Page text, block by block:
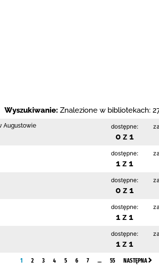
Wyszukiwanie: Znalezione w bibliotekach:
Augustowie dostępne:
0 z 1
dostępne:
1 z 1
dostępne:
0 z 1
dostępne:
1 z 1
dostępne:
1 z 1
1 2 3 4 5 6 7 … 55 NASTĘPNA